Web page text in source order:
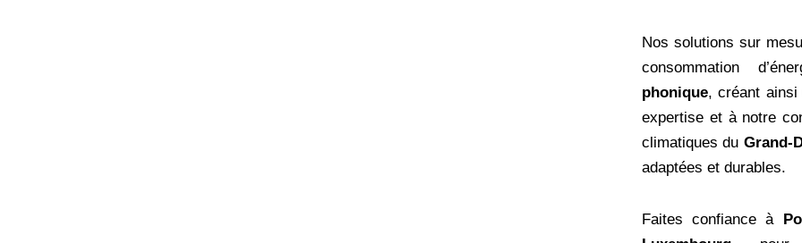
Nos solutions sur
consommation
phonique, créant ainsi
expertise et à notre
climatiques du Grand-
adaptées et durables.
Faites confiance à